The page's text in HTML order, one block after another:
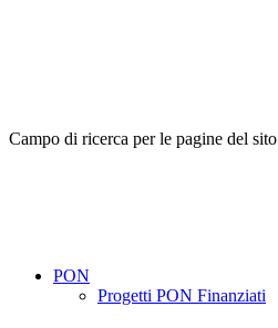
Campo di ricerca per le pagine del sito
PON
Progetti PON Finanziati